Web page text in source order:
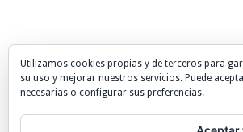
Utilizamos cookies propias y de terceros para
su uso y mejorar nuestros servicios. Puede
necesarias o configurar sus preferencias.